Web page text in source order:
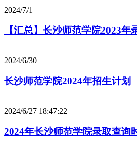
2024/7/1
【汇总】长沙师范学院2023年
2024/6/30
长沙师范学院2024年招生计划
2024/6/27 18:47:22
2024年长沙师范学院录取查询